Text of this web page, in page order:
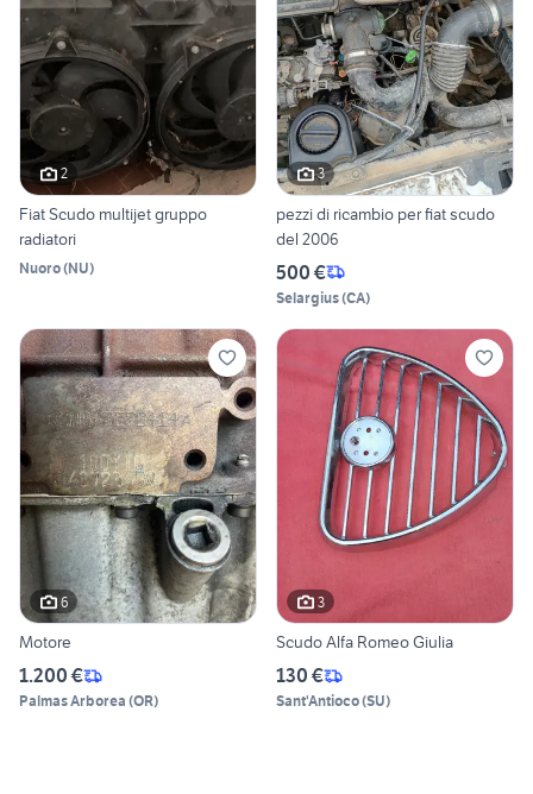
2
Fiat Scudo multijet gruppo
radiatori
Nuoro(NU)
3
pezzi di ricambio per fiat scudo
del 2006
500 €
Selargius(CA)
6
Motore
1.200 €
Palmas Arborea (OR)
3
Scudo Alfa Romeo Giulia
130 €
Sant'Antioco(SU)